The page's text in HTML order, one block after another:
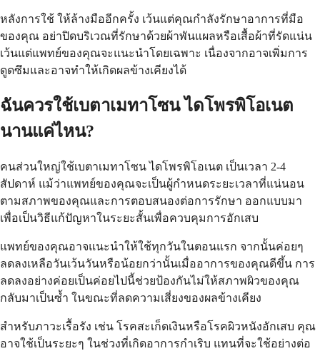
หลังการใช้ ให้ล้างมืออีกครั้ง เว้นแต่คุณกำลังรักษาอาการที่มือ
ของคุณ อย่าปิดบริเวณที่รักษาด้วยผ้าพันแผลหรือเสื้อผ้าที่รัดแน่น
เว้นแต่แพทย์ของคุณจะแนะนำโดยเฉพาะ เนื่องจากอาจเพิ่มการ
ดูดซึมและอาจทำให้เกิดผลข้างเคียงได้
ฉันควรใช้เบตาเมทาโซน ไดโพรพิโอเนต
นานแค่ไหน?
คนส่วนใหญ่ใช้เบตาเมทาโซน ไดโพรพิโอเนต เป็นเวลา 2-4
สัปดาห์ แม้ว่าแพทย์ของคุณจะเป็นผู้กำหนดระยะเวลาที่แน่นอน
ตามสภาพของคุณและการตอบสนองต่อการรักษา ออกแบบมา
เพื่อเป็นวิธีแก้ปัญหาในระยะสั้นเพื่อควบคุมการอักเสบ
แพทย์ของคุณอาจแนะนำให้ใช้ทุกวันในตอนแรก จากนั้นค่อยๆ
ลดลงเหลือวันเว้นวันหรือน้อยกว่านั้นเมื่ออาการของคุณดีขึ้น การ
ลดลงอย่างค่อยเป็นค่อยไปนี้ช่วยป้องกันไม่ให้สภาพผิวของคุณ
กลับมาเป็นซ้ำ ในขณะที่ลดความเสี่ยงของผลข้างเคียง
สำหรับภาวะเรื้อรัง เช่น โรคสะเก็ดเงินหรือโรคผิวหนังอักเสบ คุณ
อาจใช้เป็นระยะๆ ในช่วงที่เกิดอาการกำเริบ แทนที่จะใช้อย่างต่อ